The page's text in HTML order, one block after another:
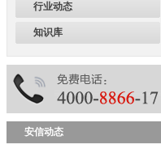
行业动态
知识库
安信动态
浙江省质量服务双诚信单位